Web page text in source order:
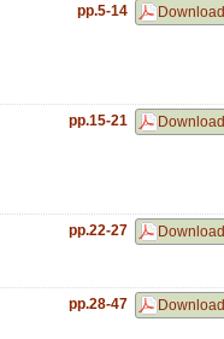
Download
pp.5-14
Download
pp.15-21
Download
pp.22-27
Download
pp.28-47